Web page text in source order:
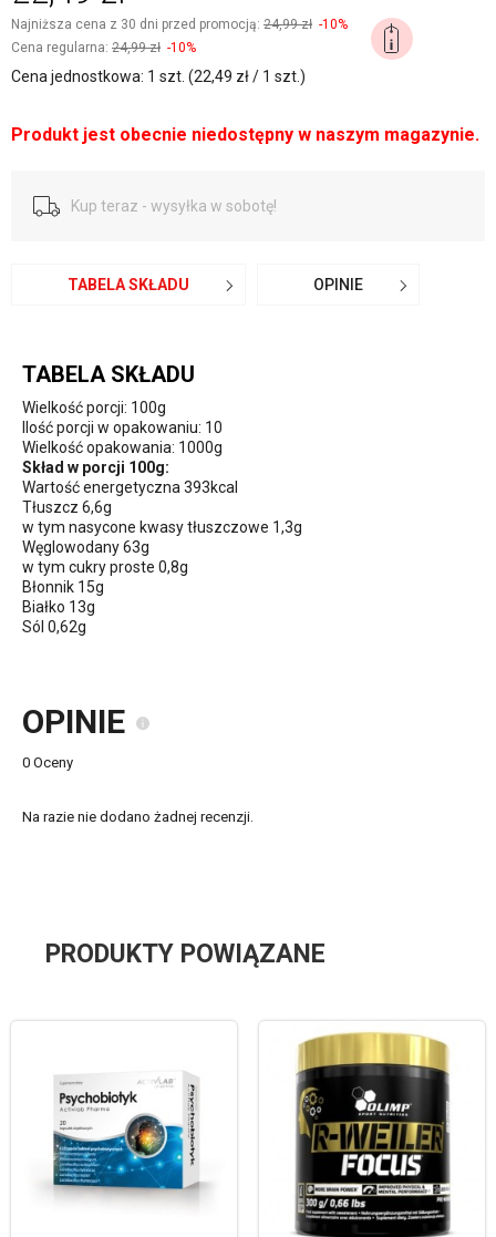
Najniższa cena z 30 dni przed promocją: 24,99 zł -10%
Cena regularna: 24,99 zł -10%
Cena jednostkowa: 1 szt. (22,49 zł / 1 szt.)
Produkt jest obecnie niedostępny w naszym magazynie.
Kup teraz - wysyłka w sobotę!
TABELA SKŁADU OPINIE
TABELA SKŁADU
Wielkość porcji: 100g
Ilość porcji w opakowaniu: 10
Wielkość opakowania: 1000g
Skład w porcji 100g:
Wartość energetyczna 393kcal
Tłuszcz 6,6g
w tym nasycone kwasy tłuszczowe 1,3g
Węglowodany 63g
w tym cukry proste 0,8g
Błonnik 15g
Białko 13g
Sól 0,62g
OPINIE
0 Oceny
Na razie nie dodano żadnej recenzji.
PRODUKTY POWIĄZANE